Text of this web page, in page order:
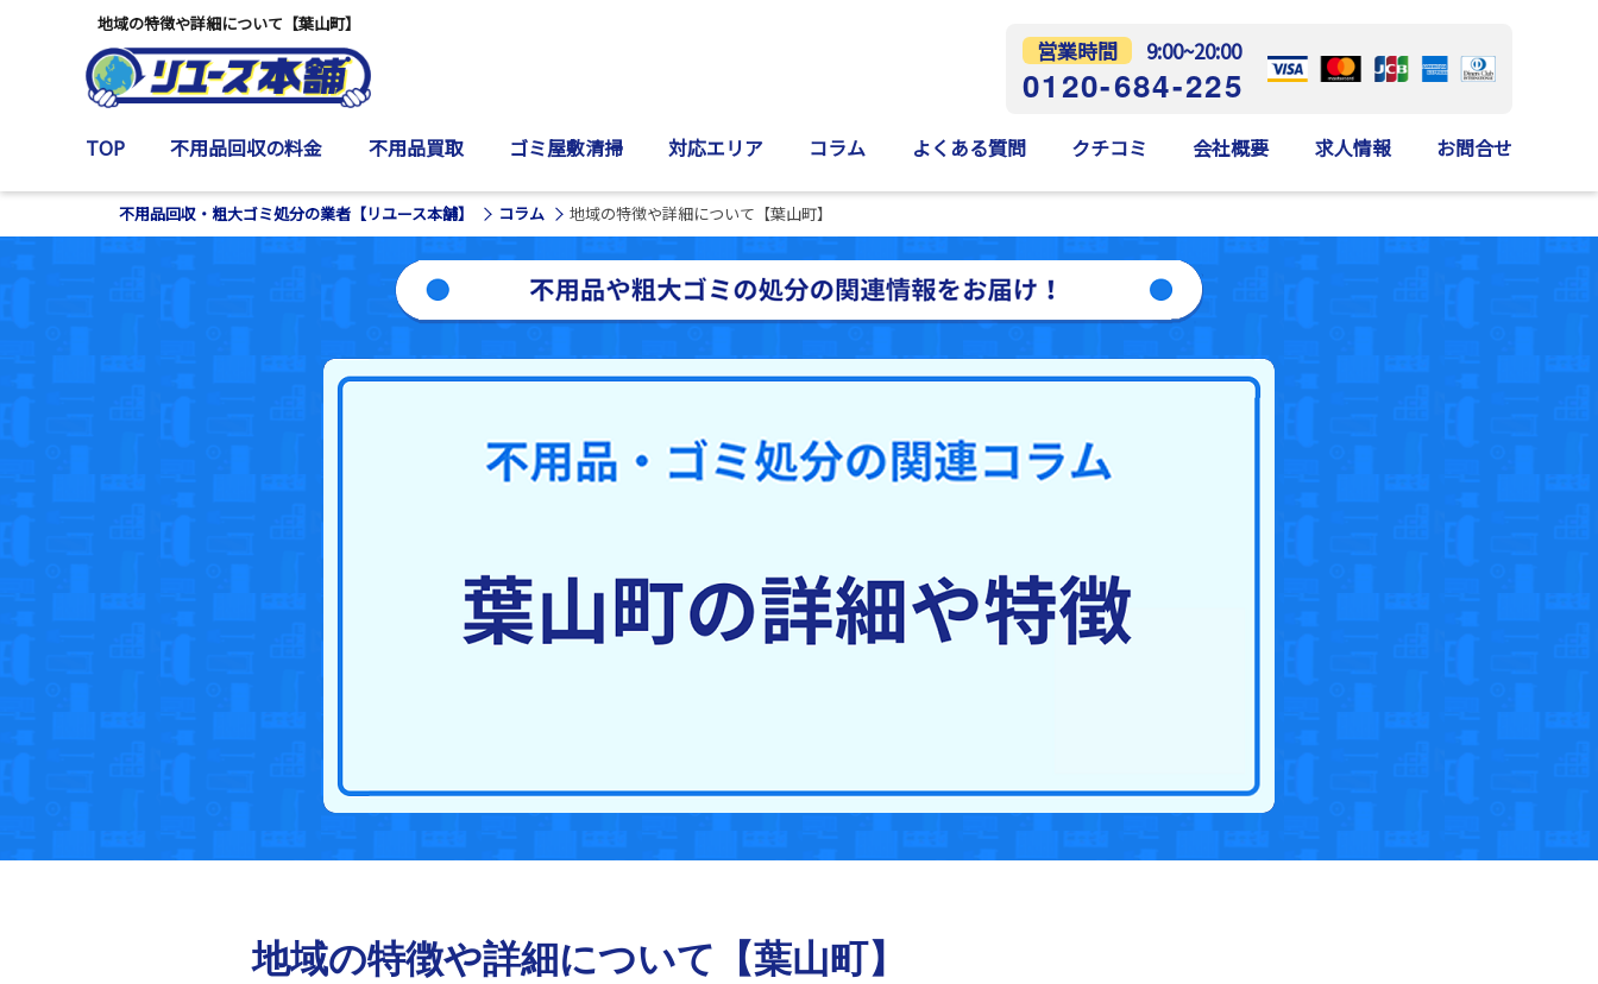
営業時間 9:00~20:00
0120-684-225
TOP 不用品回収の料金 不用品買取 ゴミ屋敷清掃 対応エリア コラム よくある質問 クチコミ 会社概要 求人情報 お問合せ
地域の特徴や詳細について【葉山町】
不用品回収・粗大ゴミ処分の業者【リユース本舗】 コラム 地域の特徴や詳細について【葉山町】
地域の特徴や詳細について【葉山町】